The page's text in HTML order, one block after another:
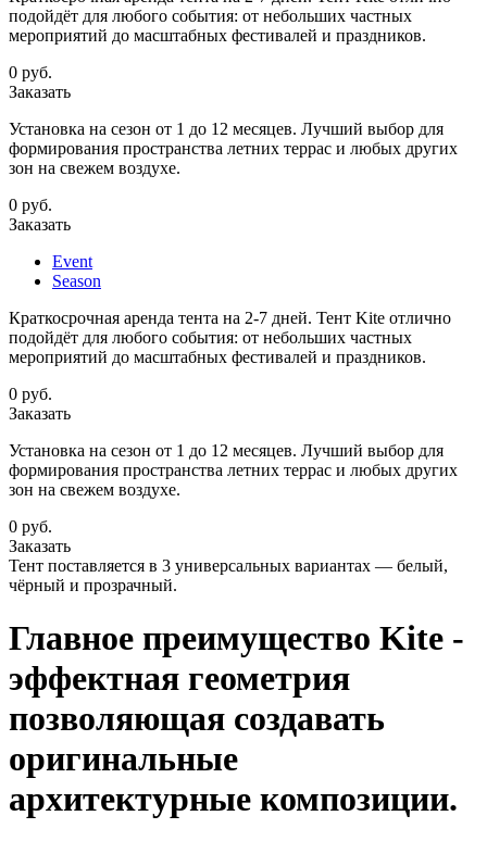
подойдёт для любого события: от небольших частных
мероприятий до масштабных фестивалей и праздников.
0 руб.
Заказать
Установка на сезон от 1 до 12 месяцев. Лучший выбор для
формирования пространства летних террас и любых других
зон на свежем воздухе.
0 руб.
Заказать
Event
Season
Краткосрочная аренда тента на 2-7 дней. Тент Kite отлично
подойдёт для любого события: от небольших частных
мероприятий до масштабных фестивалей и праздников.
0 руб.
Заказать
Установка на сезон от 1 до 12 месяцев. Лучший выбор для
формирования пространства летних террас и любых других
зон на свежем воздухе.
0 руб.
Заказать
Тент поставляется в 3 универсальных вариантах — белый,
чёрный и прозрачный.
Главное преимущество Kite -
эффектная геометрия
позволяющая создавать
оригинальные
архитектурные композиции.